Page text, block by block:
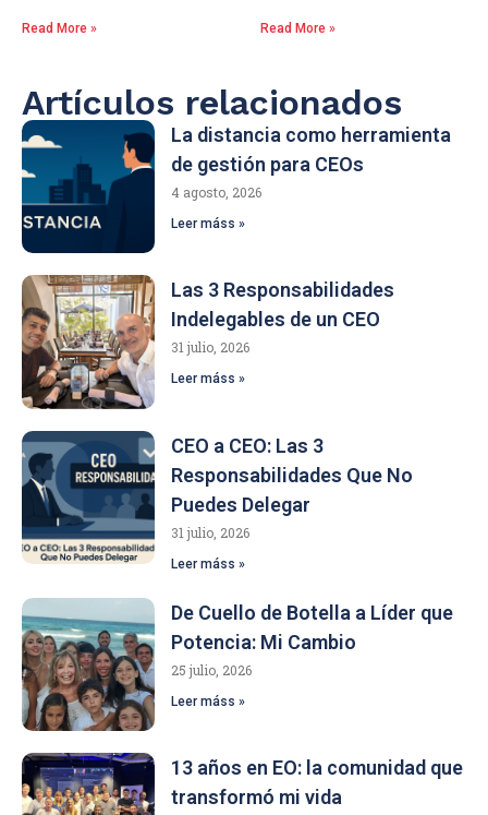
Read More » Read More »
Artículos relacionados
La distancia como herramienta
de gestión para CEOs
4 agosto, 2026
Leer máss »
Las 3 Responsabilidades
Indelegables de un CEO
31 julio, 2026
Leer máss »
CEO a CEO: Las 3
Responsabilidades Que No
Puedes Delegar
31 julio, 2026
Leer máss »
De Cuello de Botella a Líder que
Potencia: Mi Cambio
25 julio, 2026
Leer máss »
13 años en EO: la comunidad que
transformó mi vida